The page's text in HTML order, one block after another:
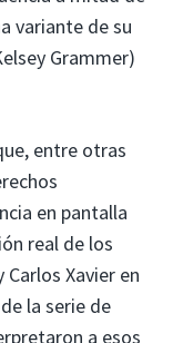
variante de su
Grammer)
entre otras
en pantalla
real de los
Carlos Xavier en
la serie de
a esos